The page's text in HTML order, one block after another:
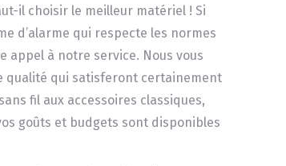
il choisir le meilleur matériel ! Si
d’alarme qui respecte les normes
appel à notre service. Nous vous
qualité qui satisferont certainement
fil aux accessoires classiques,
goûts et budgets sont disponibles